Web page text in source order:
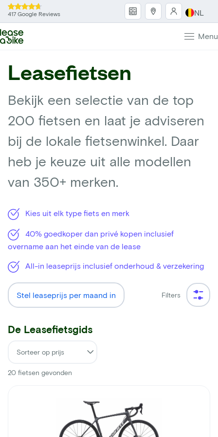
417 Google Reviews NL
Menu
Leasefietsen
Bekijk een selectie van de top
200 fietsen en laat je adviseren
bij de lokale fietsenwinkel. Daar
heb je keuze uit alle modellen
van 350+ merken.
Kies uit elk type fiets en merk
40% goedkoper dan privé kopen inclusief
overname aan het einde van de lease
All-in leaseprijs inclusief onderhoud & verzekering
Stel leaseprijs per maand in Filters
De Leasefietsgids
20 fietsen gevonden